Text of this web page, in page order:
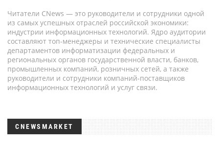
Читатели CNews — это руководители и сотрудники одной
из самых успешных отраслей российской экономики:
индустрии информационных технологий. Ядро аудитории
составляют топ-менеджеры и технические специалисты
департаментов информатизации федеральных и
региональных органов государственной власти, банков,
промышленных компаний, розничных сетей, а также
руководители и сотрудники компаний-поставщиков
информационных технологий и услуг связи.
CNEWSMARKET